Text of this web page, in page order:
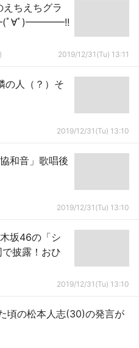
えちえちグラ
ﾟ∀ﾟ)━━━━!!
2019/12/31(Tu) 13:11
の人（？）そ
2019/12/31(Tu) 13:10
和音」歌唱後
2019/12/31(Tu) 13:10
坂46の「シ
披露！おひ
2019/12/31(Tu) 13:10
頃の松本人志(30)の発言が